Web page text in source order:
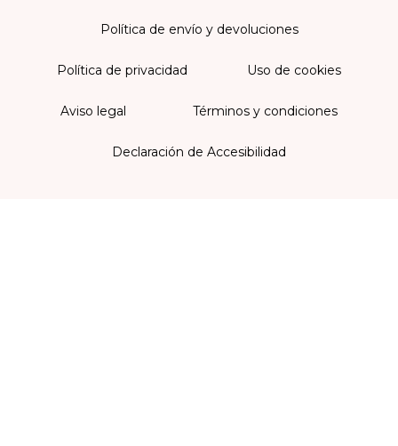
Política de envío y devoluciones
Política de privacidad Uso de cookies
Aviso legal Términos y condiciones
Declaración de Accesibilidad